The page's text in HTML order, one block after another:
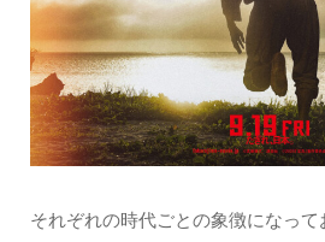
それぞれの時代ごとの象徴になって